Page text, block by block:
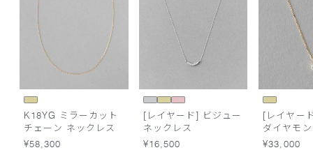
K18YG ミラーカット
チェーン ネックレス
¥58,300
[レイヤード] ビジュー
ネックレス
¥16,500
[レイヤー
ダイヤモ
レス
¥33,000